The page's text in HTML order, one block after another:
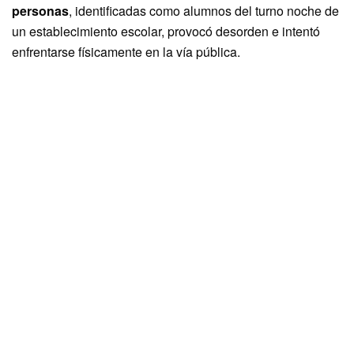
personas, identificadas como alumnos del turno noche de
un establecimiento escolar, provocó desorden e intentó
enfrentarse físicamente en la vía pública.